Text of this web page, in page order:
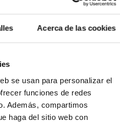
Acerca de las cookies
se usan para personalizar el
funciones de redes
Además, compartimos
haga del sitio web con
populares de
de ríos, sistemas
recursos (camiones,
materiales) a los
grupos